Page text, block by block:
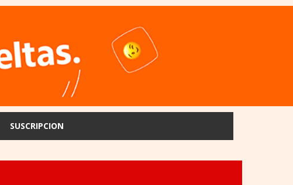
SUSCRIPCION